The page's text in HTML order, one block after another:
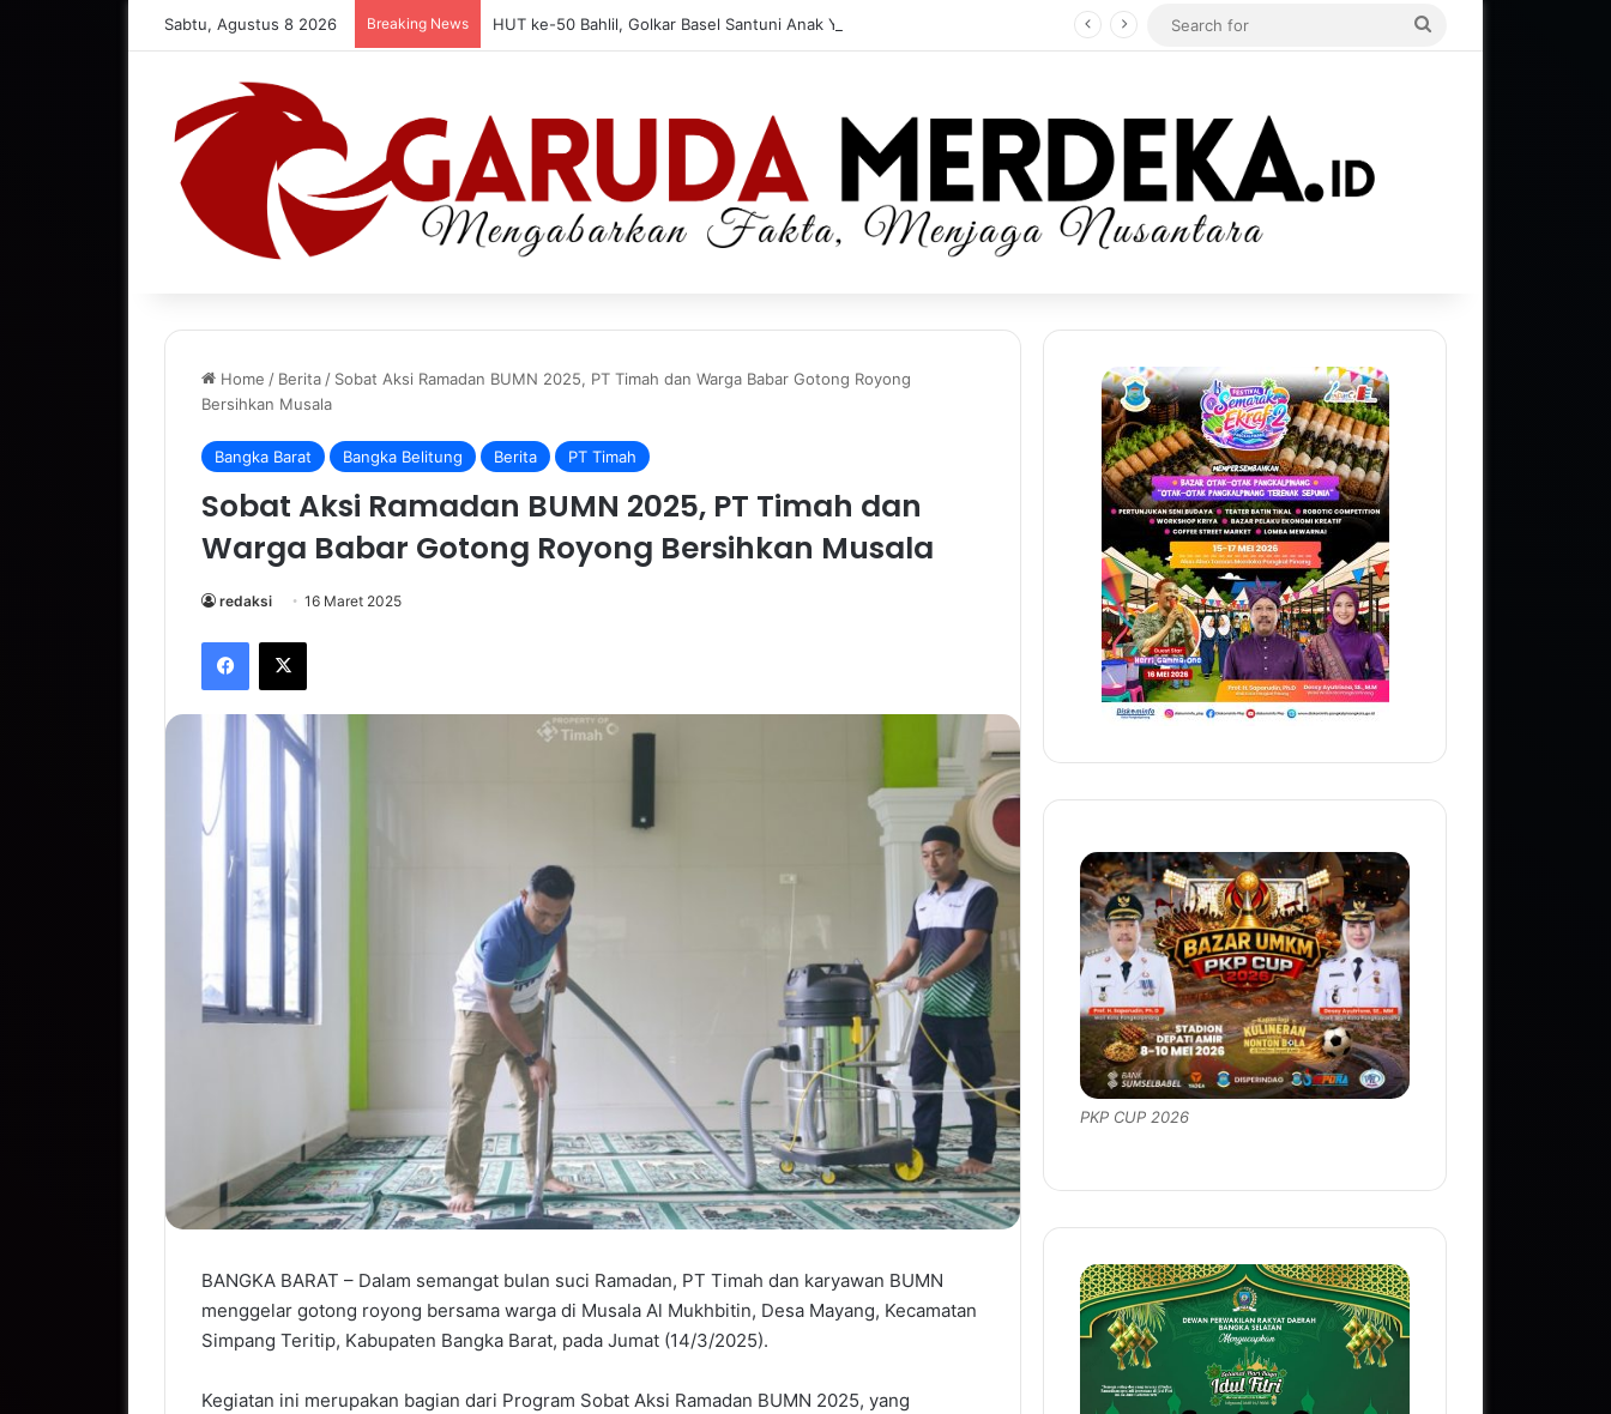
Sabtu, Agustus 8 2026 Breaking News HUT ke-50 Bahlil, Golkar Basel Santuni Anak Yatim dan Fakir Miskin
Home / Berita / Sobat Aksi Ramadan BUMN 2025, PT Timah dan Warga Babar Gotong Royong
Bersihkan Musala
Bangka Barat Bangka Belitung Berita PT Timah
Sobat Aksi Ramadan BUMN 2025, PT Timah dan
Warga Babar Gotong Royong Bersihkan Musala
redaksi 16 Maret 2025
Facebook
X
BANGKA BARAT – Dalam semangat bulan suci Ramadan, PT Timah dan karyawan BUMN
menggelar gotong royong bersama warga di Musala Al Mukhbitin, Desa Mayang, Kecamatan
Simpang Teritip, Kabupaten Bangka Barat, pada Jumat (14/3/2025).
Kegiatan ini merupakan bagian dari Program Sobat Aksi Ramadan BUMN 2025, yang
PKP CUP 2026